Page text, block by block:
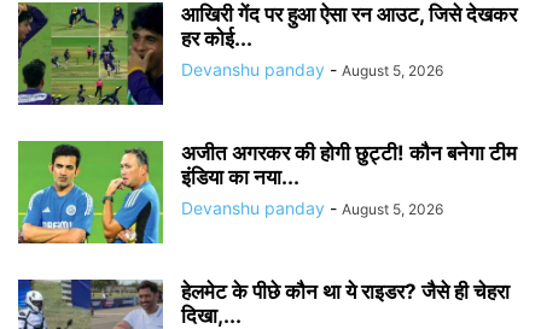
आखिरी गेंद पर हुआ ऐसा रन आउट, जिसे देखकर
हर कोई...
Devanshu panday - August 5, 2026
अजीत अगरकर की होगी छुट्टी! कौन बनेगा टीम
इंडिया का नया...
Devanshu panday - August 5, 2026
हेलमेट के पीछे कौन था ये राइडर? जैसे ही चेहरा
दिखा,...